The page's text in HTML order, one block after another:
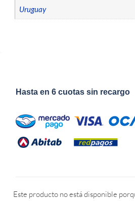
Uruguay
Hasta en 6 cuotas sin recargo
Este producto no está disponible